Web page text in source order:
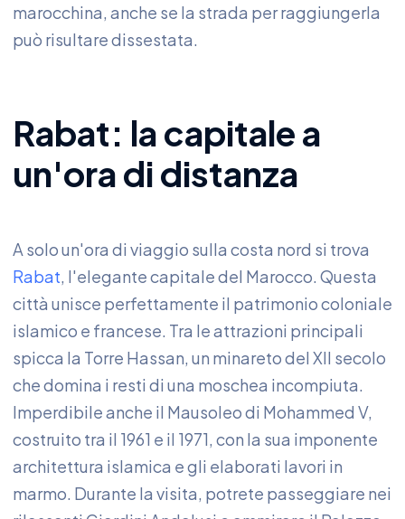
marocchina, anche se la strada per raggiungerla
può risultare dissestata.
Rabat: la capitale a
un'ora di distanza
A solo un'ora di viaggio sulla costa nord si trova
Rabat , l'elegante capitale del Marocco. Questa
città unisce perfettamente il patrimonio coloniale
islamico e francese. Tra le attrazioni principali
spicca la Torre Hassan, un minareto del XII secolo
che domina i resti di una moschea incompiuta.
Imperdibile anche il Mausoleo di Mohammed V,
costruito tra il 1961 e il 1971, con la sua imponente
architettura islamica e gli elaborati lavori in
marmo. Durante la visita, potrete passeggiare nei